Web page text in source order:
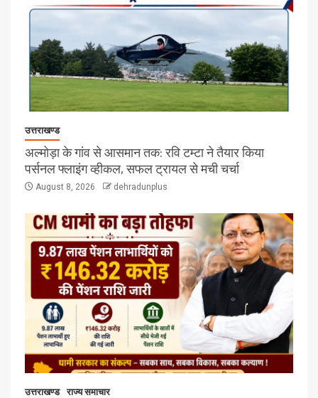
उत्तराखण्ड
अल्मोड़ा के गांव से आसमान तक: रवि टम्टा ने तैयार किया
पर्सनल फ्लाइंग व्हीकल, सफल ट्रायल से मची चर्चा
August 8, 2026 dehradunplus
उत्तराखण्ड राज्य समाचार